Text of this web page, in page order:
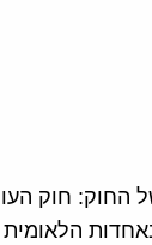
משנת 1979 [שמו
הלאומית